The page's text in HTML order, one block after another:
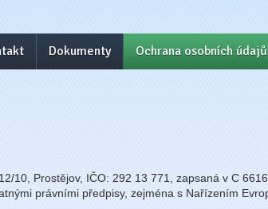
Dokumenty Ochrana osobních údajů
10, Prostějov, IČO: 292 13 771, zapsaná v C
právními předpisy, zejména s Nařízením